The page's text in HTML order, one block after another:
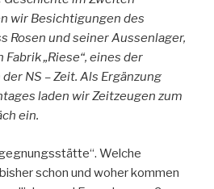
wir Besichtigungen des
Rosen und seiner Aussenlager,
„Riese“, eines der
NS – Zeit. Als Ergänzung
laden wir Zeitzeugen zum
ein.
Welche
schon und woher kommen